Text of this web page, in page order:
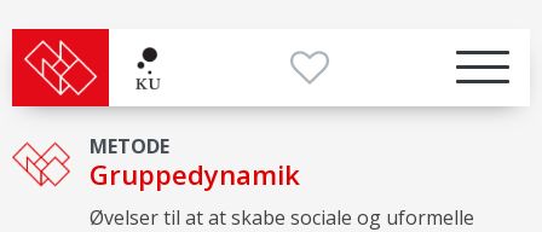
METODE
Gruppedynamik
Øvelser til at at skabe sociale og uformelle